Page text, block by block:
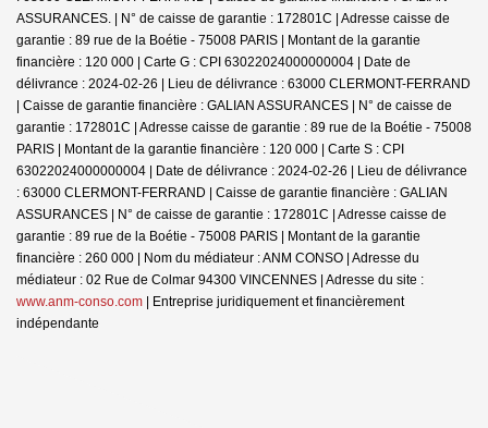
ASSURANCES. | N° de caisse de garantie : 172801C | Adresse caisse de
garantie : 89 rue de la Boétie - 75008 PARIS | Montant de la garantie
financière : 120 000 | Carte G : CPI 63022024000000004 | Date de
délivrance : 2024-02-26 | Lieu de délivrance : 63000 CLERMONT-FERRAND
| Caisse de garantie financière : GALIAN ASSURANCES | N° de caisse de
garantie : 172801C | Adresse caisse de garantie : 89 rue de la Boétie - 75008
PARIS | Montant de la garantie financière : 120 000 | Carte S : CPI
63022024000000004 | Date de délivrance : 2024-02-26 | Lieu de délivrance
: 63000 CLERMONT-FERRAND | Caisse de garantie financière : GALIAN
ASSURANCES | N° de caisse de garantie : 172801C | Adresse caisse de
garantie : 89 rue de la Boétie - 75008 PARIS | Montant de la garantie
financière : 260 000 | Nom du médiateur : ANM CONSO | Adresse du
médiateur : 02 Rue de Colmar 94300 VINCENNES | Adresse du site :
www.anm-conso.com | Entreprise juridiquement et financièrement
indépendante